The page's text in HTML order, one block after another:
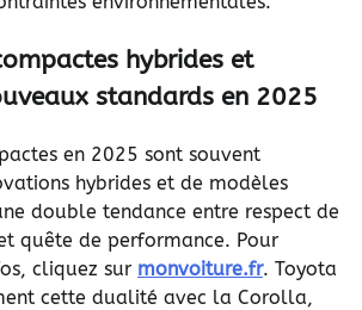
hybrides et
standards en 2025
en 2025 sont souvent
hybrides et de modèles
double tendance entre respect de
quête de performance. Pour
cliquez sur monvoiture.fr. Toyota
cette dualité avec la Corolla,